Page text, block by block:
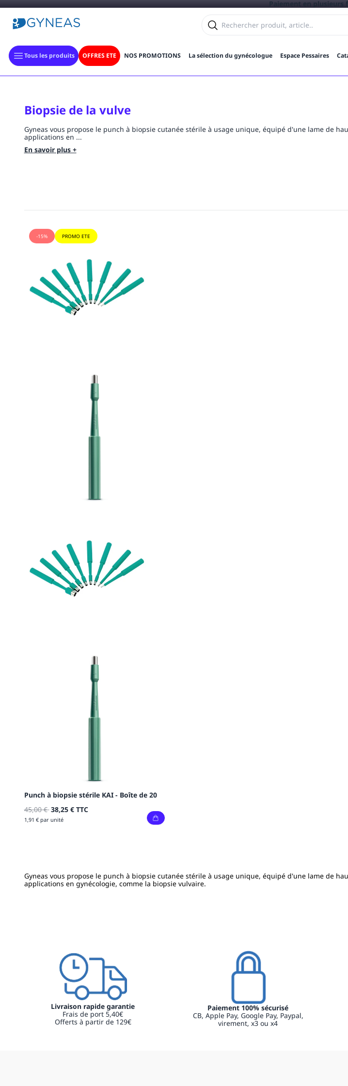
Paiement en plusieurs fois jusqu'à
Tous les produits OFFRES ETE NOS PROMOTIONS La sélection du gynécologue Espace Pessaires
Biopsie de la vulve
Gyneas vous propose le punch à biopsie cutanée stérile à usage unique, équipé d'une lame de
applications en ...
En savoir plus +
-15% PROMO ETE
Punch à biopsie stérile KAI - Boîte de 20
45,00 €38,25 € TTC
1,91 € par unité
Gyneas vous propose le punch à biopsie cutanée stérile à usage unique, équipé d'une lame de
applications en gynécologie, comme la biopsie vulvaire.
Livraison rapide garantie
Frais de port 5,40€
Offerts à partir de 129€
Paiement 100% sécurisé
CB, Apple Pay, Google Pay, Paypal,
virement, x3 ou x4